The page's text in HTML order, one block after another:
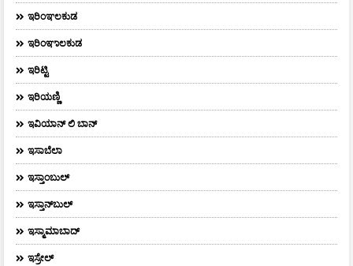
ಇರಿಂಞಲಕುಡ
ಇರಿಂಞಾಲಕುಡ
ಇರಿಟ್ಟಿ
ಇರಿಯಣ್ಣಿ
ಇವಿಯಾನ್‌ ಲಿ ಬಾನ್‌
ಇಸಾಬೆಲಾ
ಇಸ್ತಾಂಬುಲ್
ಇಸ್ತಾನ್‌ಬುಲ್‌
ಇಸ್ಮಾಮಾಬಾದ್
ಇಸ್ರೇಲ್